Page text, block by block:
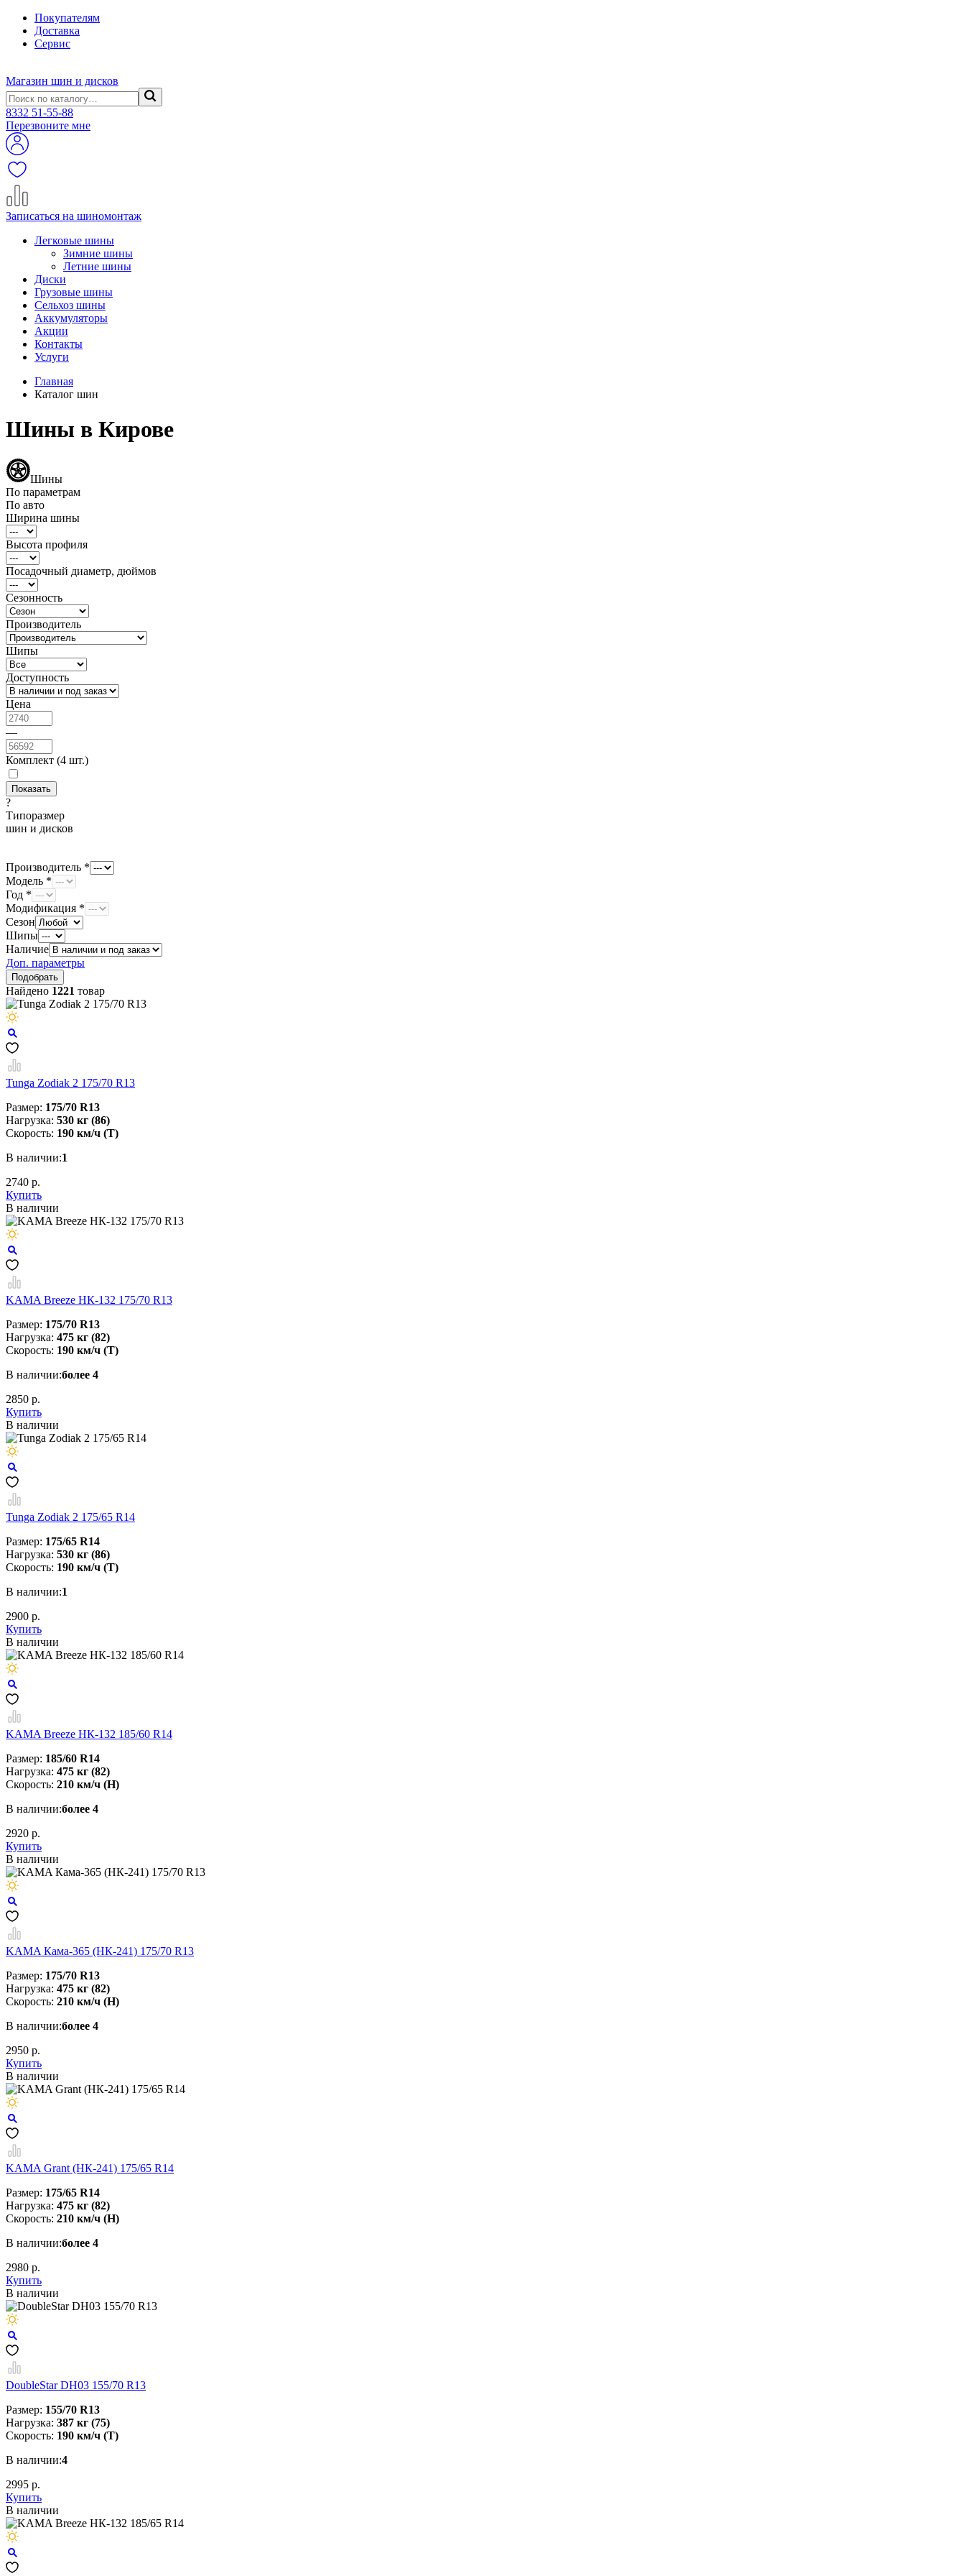
Покупателям
Доставка
Сервис
Магазин шин и дисков
8332 51-55-88
Перезвоните мне
Записаться на шиномонтаж
Легковые шины
Зимние шины
Летние шины
Диски
Грузовые шины
Сельхоз шины
Аккумуляторы
Акции
Контакты
Услуги
Главная
Каталог шин
Шины в Кирове
Шины
По параметрам
По авто
Ширина шины
Высота профиля
Посадочный диаметр, дюймов
Сезонность
Производитель
Шипы
Доступность
Цена
—
Комплект (4 шт.)
?
Типоразмер
шин и дисков
Производитель *
Модель *
Год *
Модификация *
Сезон
Шипы
Наличие
Доп. параметры
Найдено 1221 товар
Tunga Zodiak 2 175/70 R13
Размер: 175/70 R13
Нагрузка: 530 кг (86)
Скорость: 190 км/ч (T)
В наличии:1
2740 р.
Купить
В наличии
KAMA Breeze НК-132 175/70 R13
Размер: 175/70 R13
Нагрузка: 475 кг (82)
Скорость: 190 км/ч (T)
В наличии:более 4
2850 р.
Купить
В наличии
Tunga Zodiak 2 175/65 R14
Размер: 175/65 R14
Нагрузка: 530 кг (86)
Скорость: 190 км/ч (T)
В наличии:1
2900 р.
Купить
В наличии
KAMA Breeze НК-132 185/60 R14
Размер: 185/60 R14
Нагрузка: 475 кг (82)
Скорость: 210 км/ч (H)
В наличии:более 4
2920 р.
Купить
В наличии
KAMA Кама-365 (НК-241) 175/70 R13
Размер: 175/70 R13
Нагрузка: 475 кг (82)
Скорость: 210 км/ч (H)
В наличии:более 4
2950 р.
Купить
В наличии
KAMA Grant (НК-241) 175/65 R14
Размер: 175/65 R14
Нагрузка: 475 кг (82)
Скорость: 210 км/ч (Н)
В наличии:более 4
2980 р.
Купить
В наличии
DoubleStar DH03 155/70 R13
Размер: 155/70 R13
Нагрузка: 387 кг (75)
Скорость: 190 км/ч (T)
В наличии:4
2995 р.
Купить
В наличии